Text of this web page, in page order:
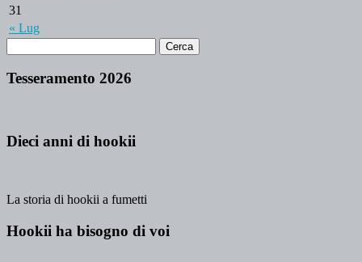
« Lug
31
Tesseramento 2026
Dieci anni di hookii
La storia di hookii a fumetti
Hookii ha bisogno di voi